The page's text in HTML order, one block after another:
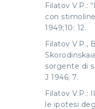
Filatov V.P.:
con
1949;10: 12.
Filatov V.P.,
sorgente di
J 1946; 7.
Filatov V.P.:
le ipotesi